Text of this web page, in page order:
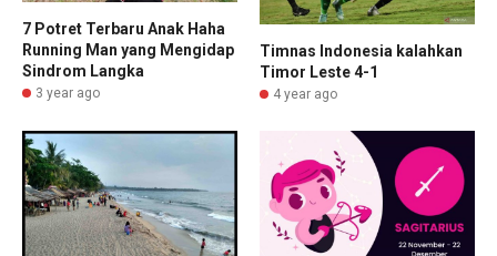
7 Potret Terbaru Anak Haha
Running Man yang Mengidap
Sindrom Langka
3 year ago
Timnas Indonesia kalahkan
Timor Leste 4-1
4 year ago